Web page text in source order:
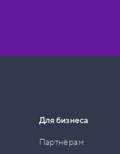
Для бизнеса
Партнёрам